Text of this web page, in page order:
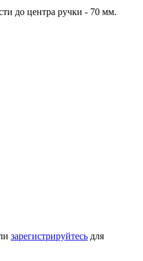
до центра ручки - 70 мм.
зарегистрируйтесь для